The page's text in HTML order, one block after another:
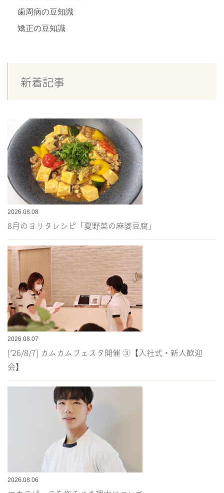
歯周病の豆知識
矯正の豆知識
新着記事
2026.08.08
8月のヨリタレシピ「夏野菜の麻婆豆腐」
2026.08.07
[’26/8/7] カムカムフェスタ開催 ③【入社式・新人歓迎
会】
2026.08.06